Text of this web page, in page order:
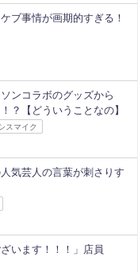
ブ事情が画期的すぎる！
ンコラボのグッズから
？【どういうことなの】
スマイク
気芸人の言葉が刺さりす
います！！！」店員